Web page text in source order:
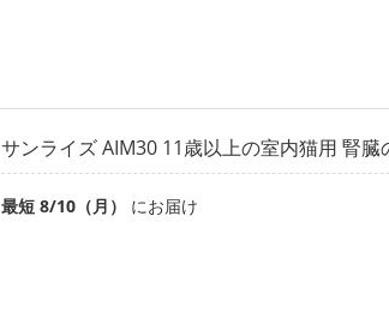
サンライズ AIM30 11歳以上の室内猫用 腎臓
最短 8/10（月） にお届け